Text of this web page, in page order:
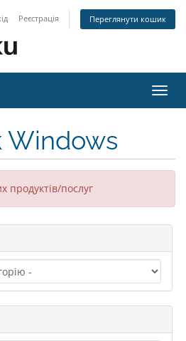
Реєстрація Переглянути кошик
Windows
продуктів/послуг